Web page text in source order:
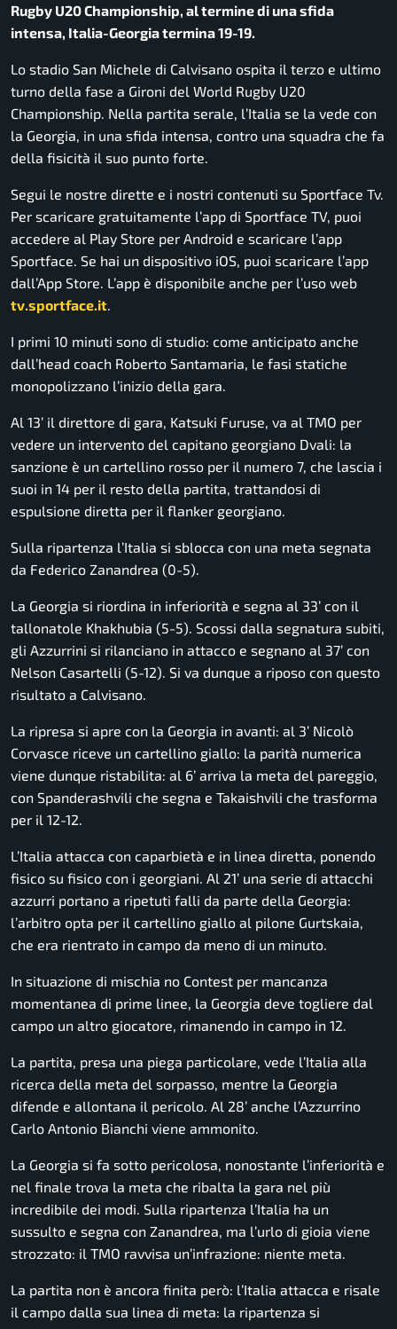
Rugby U20 Championship, al termine di una sfida
intensa, Italia-Georgia termina 19-19.
Lo stadio San Michele di Calvisano ospita il terzo e ultimo
turno della fase a Gironi del World Rugby U20
Championship. Nella partita serale, l’Italia se la vede con
la Georgia, in una sfida intensa, contro una squadra che fa
della fisicità il suo punto forte.
Segui le nostre dirette e i nostri contenuti su Sportface Tv.
Per scaricare gratuitamente l’app di Sportface TV, puoi
accedere al Play Store per Android e scaricare l’app
Sportface. Se hai un dispositivo iOS, puoi scaricare l’app
dall’App Store. L’app è disponibile anche per l’uso web
tv.sportface.it.
I primi 10 minuti sono di studio: come anticipato anche
dall’head coach Roberto Santamaria, le fasi statiche
monopolizzano l’inizio della gara.
Al 13’ il direttore di gara, Katsuki Furuse, va al TMO per
vedere un intervento del capitano georgiano Dvali: la
sanzione è un cartellino rosso per il numero 7, che lascia i
suoi in 14 per il resto della partita, trattandosi di
espulsione diretta per il flanker georgiano.
Sulla ripartenza l’Italia si sblocca con una meta segnata
da Federico Zanandrea (0-5).
La Georgia si riordina in inferiorità e segna al 33’ con il
tallonatole Khakhubia (5-5). Scossi dalla segnatura subiti,
gli Azzurrini si rilanciano in attacco e segnano al 37’ con
Nelson Casartelli (5-12). Si va dunque a riposo con questo
risultato a Calvisano.
La ripresa si apre con la Georgia in avanti: al 3’ Nicolò
Corvasce riceve un cartellino giallo: la parità numerica
viene dunque ristabilita: al 6’ arriva la meta del pareggio,
con Spanderashvili che segna e Takaishvili che trasforma
per il 12-12.
L’Italia attacca con caparbietà e in linea diretta, ponendo
fisico su fisico con i georgiani. Al 21’ una serie di attacchi
azzurri portano a ripetuti falli da parte della Georgia:
l’arbitro opta per il cartellino giallo al pilone Gurtskaia,
che era rientrato in campo da meno di un minuto.
In situazione di mischia no Contest per mancanza
momentanea di prime linee, la Georgia deve togliere dal
campo un altro giocatore, rimanendo in campo in 12.
La partita, presa una piega particolare, vede l’Italia alla
ricerca della meta del sorpasso, mentre la Georgia
difende e allontana il pericolo. Al 28’ anche l’Azzurrino
Carlo Antonio Bianchi viene ammonito.
La Georgia si fa sotto pericolosa, nonostante l’inferiorità e
nel finale trova la meta che ribalta la gara nel più
incredibile dei modi. Sulla ripartenza l’Italia ha un
sussulto e segna con Zanandrea, ma l’urlo di gioia viene
strozzato: il TMO ravvisa un’infrazione: niente meta.
La partita non è ancora finita però: l’Italia attacca e risale
il campo dalla sua linea di meta: la ripartenza si